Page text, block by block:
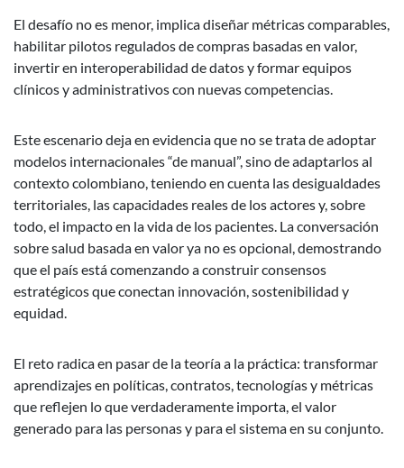
El desafío no es menor, implica diseñar métricas comparables,
habilitar pilotos regulados de compras basadas en valor,
invertir en interoperabilidad de datos y formar equipos
clínicos y administrativos con nuevas competencias.
Este escenario deja en evidencia que no se trata de adoptar
modelos internacionales “de manual”, sino de adaptarlos al
contexto colombiano, teniendo en cuenta las desigualdades
territoriales, las capacidades reales de los actores y, sobre
todo, el impacto en la vida de los pacientes. La conversación
sobre salud basada en valor ya no es opcional, demostrando
que el país está comenzando a construir consensos
estratégicos que conectan innovación, sostenibilidad y
equidad.
El reto radica en pasar de la teoría a la práctica: transformar
aprendizajes en políticas, contratos, tecnologías y métricas
que reflejen lo que verdaderamente importa, el valor
generado para las personas y para el sistema en su conjunto.